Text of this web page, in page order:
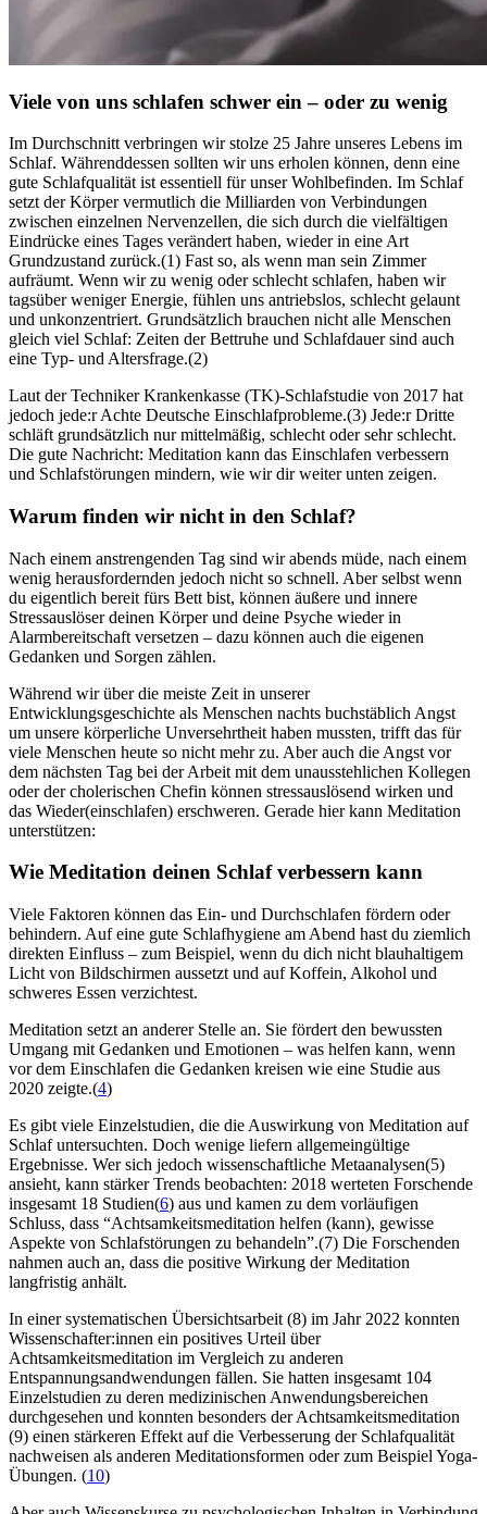
Viele von uns schlafen schwer ein – oder zu wenig
Im Durch­schnitt ver­brin­gen wir stolze 25 Jahre unse­res Lebens im
Schlaf. Währenddessen sollten wir uns erholen können, denn eine
gute Schlaf­qua­li­tät ist essen­ti­ell für unser Wohl­be­fin­den. Im Schlaf
setzt der Körper vermutlich die Milliarden von Verbindungen
zwischen einzelnen Nervenzellen, die sich durch die vielfältigen
Eindrücke eines Tages verändert haben, wieder in eine Art
Grundzustand zurück.(1) Fast so, als wenn man sein Zimmer
aufräumt. Wenn wir zu wenig oder schlecht schla­fen, haben wir
tags­über weniger Ener­gie, fühlen uns antriebs­los, schlecht gelaunt
und unkon­zen­triert. Grundsätzlich brauchen nicht alle Menschen
gleich viel Schlaf: Zeiten der Bettruhe und Schlafdauer sind auch
eine Typ- und Altersfrage.(2)
Laut der Techniker Krankenkasse (TK)-Schlaf­stu­die von 2017 hat
jedoch jede:r Achte Deutsche Einschlafprobleme.(3) Jede:r Dritte
schläft grundsätzlich nur mittelmäßig, schlecht oder sehr schlecht.
Die gute Nach­richt: Meditation kann das Einschlafen verbessern
und Schlafstörungen mindern, wie wir dir weiter unten zeigen.
Warum finden wir nicht in den Schlaf?
Nach einem anstrengenden Tag sind wir abends müde, nach einem
wenig herausfordernden jedoch nicht so schnell. Aber selbst wenn
du eigentlich bereit fürs Bett bist, können äußere und innere
Stressauslöser deinen Körper und deine Psyche wieder in
Alarmbereitschaft versetzen – dazu können auch die eigenen
Gedanken und Sorgen zählen.
Während wir über die meiste Zeit in unserer
Entwicklungsgeschichte als Menschen nachts buchstäblich Angst
um unsere körperliche Unversehrtheit haben mussten, trifft das für
viele Menschen heute so nicht mehr zu. Aber auch die Angst vor
dem nächsten Tag bei der Arbeit mit dem unausstehlichen Kollegen
oder der cholerischen Chefin können stressauslösend wirken und
das Wieder(einschlafen) erschweren. Gerade hier kann Meditation
unterstützen:
Wie Medi­ta­tion deinen Schlaf ver­bes­sern kann
Viele Faktoren können das Ein- und Durchschlafen fördern oder
behindern. Auf eine gute Schlafhygiene am Abend hast du ziemlich
direkten Einfluss – zum Beispiel, wenn du dich nicht blauhaltigem
Licht von Bildschirmen aussetzt und auf Koffein, Alkohol und
schweres Essen verzichtest.
Meditation setzt an anderer Stelle an. Sie fördert den bewussten
Umgang mit Gedanken und Emotionen – was helfen kann, wenn
vor dem Einschlafen die Gedanken kreisen wie eine Studie aus
2020 zeigte.(4)
Es gibt viele Einzelstudien, die die Auswirkung von Meditation auf
Schlaf untersuchten. Doch wenige liefern allgemeingültige
Ergebnisse. Wer sich jedoch wissenschaftliche Metaanalysen(5)
ansieht, kann stärker Trends beobachten: 2018 werteten Forschende
insgesamt 18 Studien(6) aus und kamen zu dem vorläufigen
Schluss, dass “Achtsamkeitsmeditation helfen (kann), gewisse
Aspekte von Schlafstörungen zu behandeln”.(7) Die Forschenden
nahmen auch an, dass die positive Wirkung der Meditation
langfristig anhält.
In einer systematischen Übersichtsarbeit (8) im Jahr 2022 konnten
Wissenschafter:innen ein positives Urteil über
Achtsamkeitsmeditation im Vergleich zu anderen
Entspannungsandwendungen fällen. Sie hatten insgesamt 104
Einzelstudien zu deren medizinischen Anwendungsbereichen
durchgesehen und konnten besonders der Achtsamkeitsmeditation
(9) einen stärkeren Effekt auf die Verbesserung der Schlafqualität
nachweisen als anderen Meditationsformen oder zum Beispiel Yoga-
Übungen. (10)